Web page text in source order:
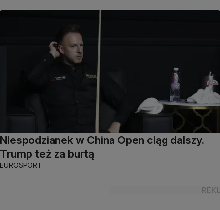
Niespodzianek w China Open ciąg dalszy.
Trump też za burtą
EUROSPORT